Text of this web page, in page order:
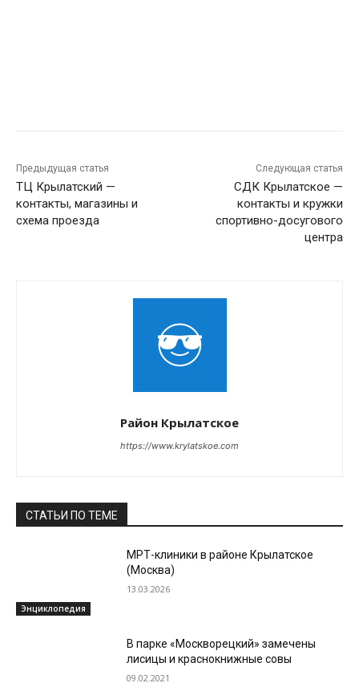
Предыдущая статья
ТЦ Крылатский —
контакты, магазины и
схема проезда
Следующая статья
СДК Крылатское —
контакты и кружки
спортивно-досугового
центра
Район Крылатское
https://www.krylatskoe.com
СТАТЬИ ПО ТЕМЕ
Энциклопедия
МРТ-клиники в районе Крылатское
(Москва)
13.03.2026
В парке «Москворецкий» замечены
лисицы и краснокнижные совы
09.02.2021